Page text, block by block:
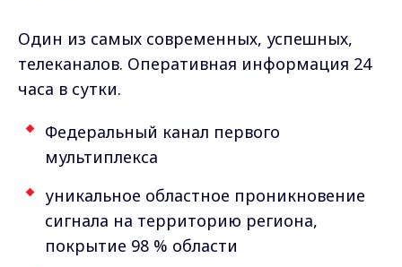
Один из самых современных, успешных,
телеканалов. Оперативная информация 24
часа в сутки.
Федеральный канал первого
мультиплекса
уникальное областное проникновение
сигнала на территорию региона,
покрытие 98 % области